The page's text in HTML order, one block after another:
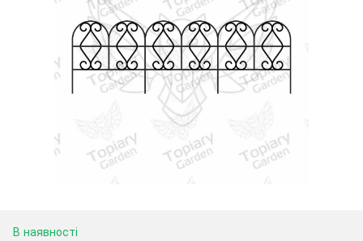
В наявності